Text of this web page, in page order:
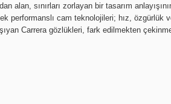
alan, sınırları zorlayan bir tasarım
performanslı cam teknolojileri; hız, özgürlük
Carrera gözlükleri, fark edilmekten